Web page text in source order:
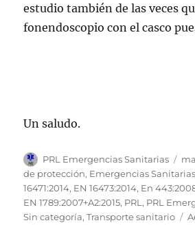
estudio también de las veces
fonendoscopio con el casco
Un saludo.
Autor
PRL Emergencias Sanitarias
el
de protección, Emergencias Sanitarias
16471:2014, EN 16473:2014, En
EN 1789:2007+A2:2015, PRL , PRL
Sin categoría,Transporte sanitario